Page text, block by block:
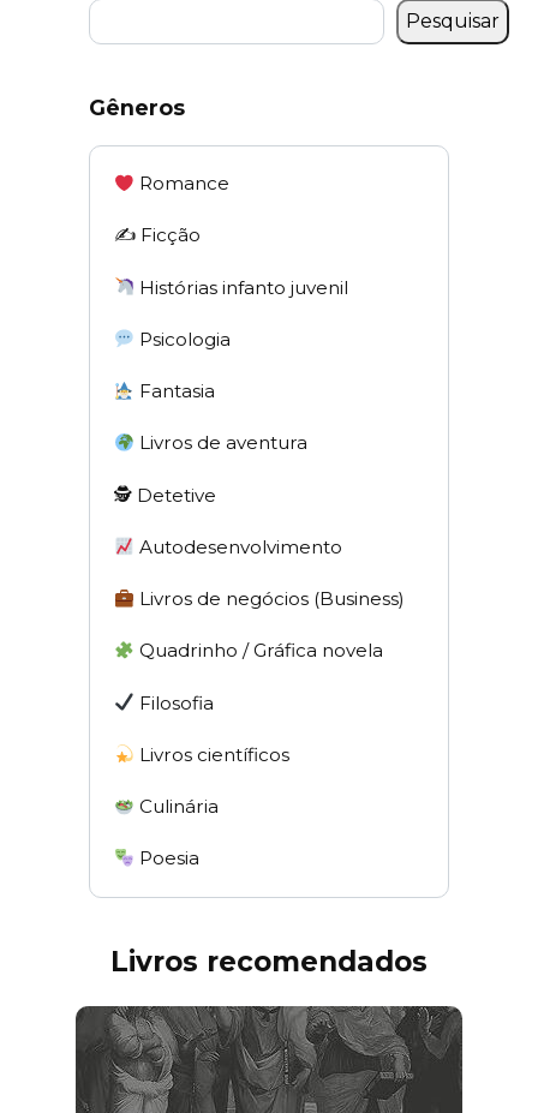
Pesquisar
Gêneros
Romance
✍️ Ficção
Histórias infanto juvenil
Psicologia
Fantasia
Livros de aventura
🕵 Detetive
Autodesenvolvimento
Livros de negócios (Business)
Quadrinho / Gráfica novela
Filosofia
Livros científicos
Culinária
Poesia
Livros recomendados